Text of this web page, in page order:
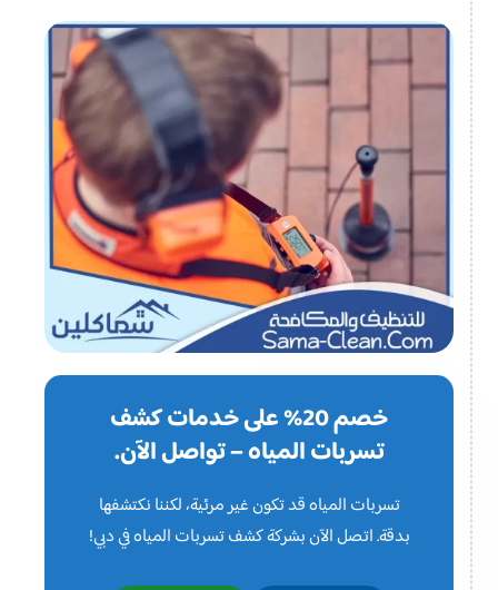
خصم 20% على خدمات كشف
تسربات المياه – تواصل الآن.
تسربات المياه قد تكون غير مرئية، لكننا نكتشفها
بدقة. اتصل الآن بشركة كشف تسربات المياه في دبي!